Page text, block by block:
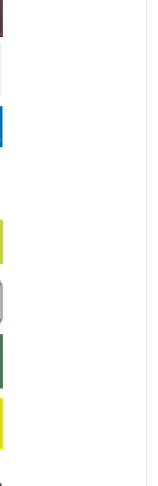
Scuola in chiaro
Erasmus+
eTwinning
Service Learning